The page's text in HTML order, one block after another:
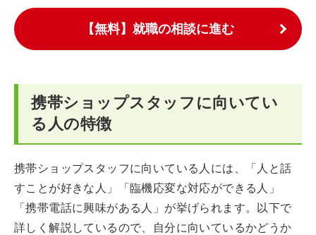
【無料】就職の相談に進む
携帯ショップスタッフに向いてい
る人の特徴
携帯ショップスタッフに向いている人には、「人と話
すことが好きな人」「臨機応変な対応ができる人」
「携帯電話に興味がある人」が挙げられます。以下で
詳しく解説しているので、自分に向いているかどうか